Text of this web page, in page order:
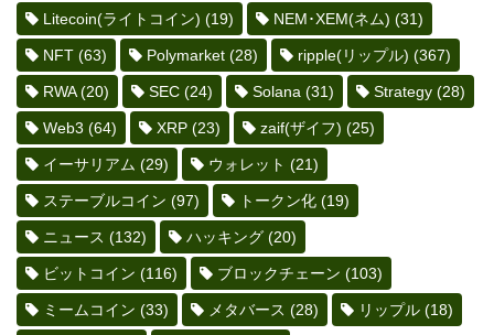
Litecoin(ライトコイン) (19) NEM･XEM(ネム) (31)
NFT (63) Polymarket (28) ripple(リップル) (367)
RWA(20) SEC (24) Solana (31) Strategy (28)
Web3 (64) XRP (23) zaif(ザイフ) (25)
イーサリアム (29) ウォレット (21)
ステーブルコイン (97) トークン化 (19)
ニュース (132) ハッキング (20)
ビットコイン (116) ブロックチェーン (103)
ミームコイン (33) メタバース (28) リップル (18)